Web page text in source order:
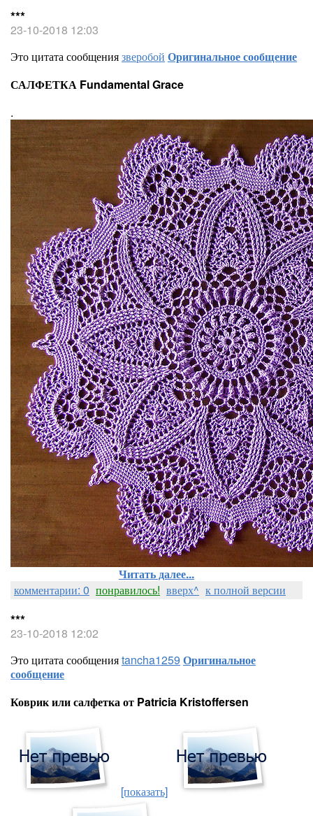
***
23-10-2018 12:03
Это цитата сообщениязверобой Оригинальное сообщение
САЛФЕТКА Fundamental Grace
.
Читать далее...
комментарии: 0 понравилось! вверх^ к полной версии
***
23-10-2018 12:02
Это цитата сообщенияtancha1259 Оригинальное
сообщение
Коврик или салфетка от Patricia Kristoffersen
[показать]